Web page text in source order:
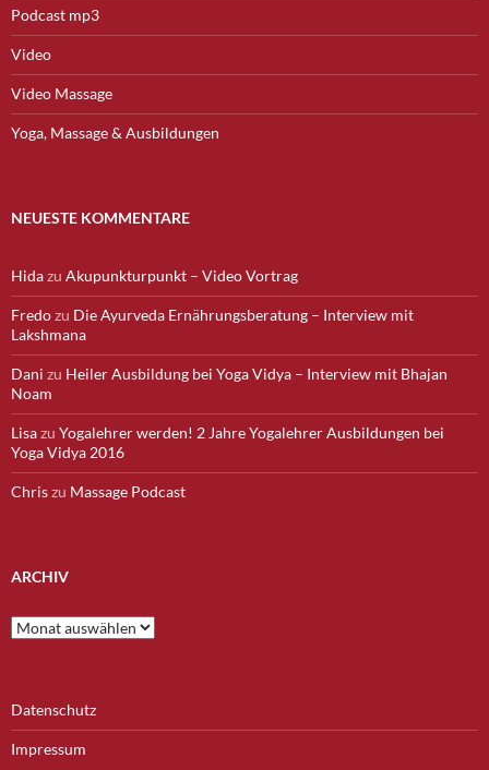
Podcast mp3
Video
Video Massage
Yoga, Massage & Ausbildungen
NEUESTE KOMMENTARE
Hidazu Akupunkturpunkt – Video Vortrag
Fredozu Die Ayurveda Ernährungsberatung – Interview mit
Lakshmana
Dani zu Heiler Ausbildung bei Yoga Vidya – Interview mit Bhajan
Noam
Lisazu Yogalehrer werden! 2 Jahre Yogalehrer Ausbildungen bei
Yoga Vidya 2016
Chriszu Massage Podcast
ARCHIV
Archiv
Datenschutz
Impressum